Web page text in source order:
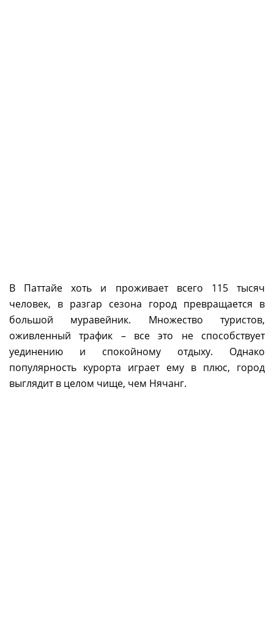
В Паттайе хоть и проживает всего 115 тысяч
человек, в разгар сезона город превращается в
большой муравейник. Множество туристов,
оживленный трафик – все это не способствует
уединению и спокойному отдыху. Однако
популярность курорта играет ему в плюс, город
выглядит в целом чище, чем Нячанг.